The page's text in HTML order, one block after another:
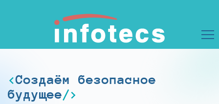
Создаём безопасное
будущее